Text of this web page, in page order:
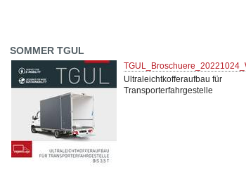
SOMMER TGUL
Ultraleichtkofferaufbau für
Transporterfahrgestelle